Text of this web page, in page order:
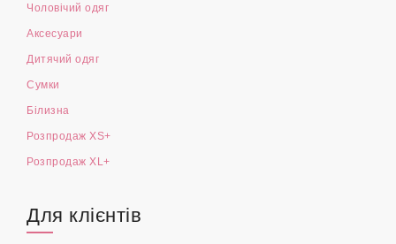
Чоловічий одяг
Аксесуари
Дитячий одяг
Сумки
Білизна
Розпродаж XS+
Розпродаж XL+
Для клієнтів